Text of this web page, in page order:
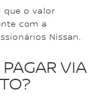
que o valor
com a
Nissan.
VIA